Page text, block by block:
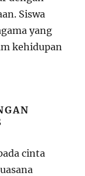
Siswa
yang
kehidupan
cinta